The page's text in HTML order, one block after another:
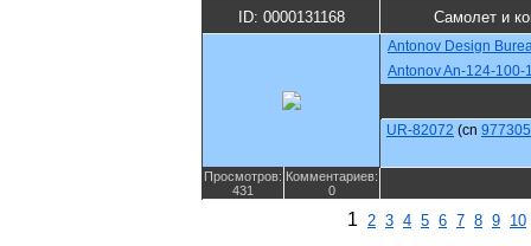
ID: 0000131168 Самолет и
Antonov Design
Antonov An-124-100-
UR-82072 (cn
Просмотров:
431
Комментариев:
0
1 2 3 4 5 6 7 8 9 10